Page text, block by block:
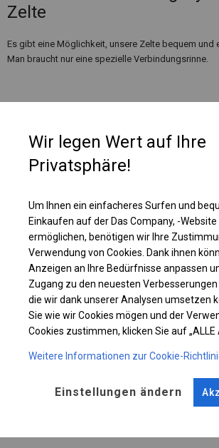
Zelte
Es gibt eine Möglichkeit, unsere Zelte bequem und
Man braucht nur eine spezielle Verbindungsrinne.
Einzelheiten ansehen
Plane ändern
KONSTRUKTION
Wir legen Wert auf Ihre
Privatsphäre!
Um Ihnen ein einfacheres Surfen und
Einkaufen auf der Das Company, -Website
ermöglichen, benötigen wir Ihre
Verwendung von Cookies. Dank ihnen
Anzeigen an Ihre Bedürfnisse anpassen
Zugang zu den neuesten
die wir dank unserer Analysen umsetzen
Sie wie wir Cookies mögen und der
Cookies zustimmen, klicken Sie auf „ALLE
Weitere Informationen zur Cookie-
Einstellungen ändern